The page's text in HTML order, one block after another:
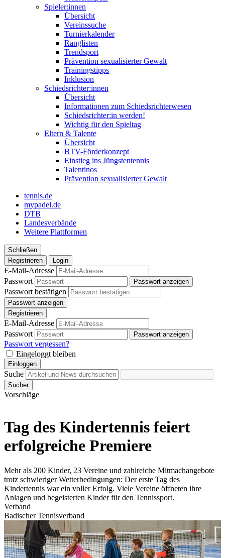
Spieler:innen
Übersicht
Vereinssuche
Turnierkalender
Ranglisten
Trendsport
Prävention sexualisierter Gewalt
Trainingstipps
Inklusion
Schiedsrichter:innen
Übersicht
Informationen zum Schiedsrichterwesen
Schiedsrichter:in werden!
Wichtig für den Spieltag
Eltern & Talente
Übersicht
BTV-Förderkonzept
Einstieg ins Jüngstentennis
Talentinos
Prävention sexualisierter Gewalt
tennis.de
mypadel.de
DTB
Landesverbände
Weitere Plattformen
Schließen
Registrieren
Login
E-Mail-Adresse
Passwort
Passwort anzeigen
Passwort bestätigen
Passwort anzeigen
Registrieren
E-Mail-Adresse
Passwort
Passwort anzeigen
Passwort vergessen?
Eingeloggt bleiben
Einloggen
Suche
Sucher
Vorschläge
Tag des Kindertennis feiert
erfolgreiche Premiere
Mehr als 200 Kinder, 23 Vereine und zahlreiche Mitmachangebote
trotz schwieriger Wetterbedingungen: Der erste Tag des
Kindertennis war ein voller Erfolg. Viele Vereine öffneten ihre
Anlagen und begeisterten Kinder für den Tennissport.
Verband
Badischer Tennisverband